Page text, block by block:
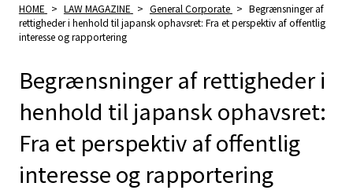
HOME > LAW MAGAZINE > General Corporate > Begrænsninger af
rettigheder i henhold til japansk ophavsret: Fra et perspektiv af offentlig
interesse og rapportering
Begrænsninger af rettigheder i
henhold til japansk ophavsret:
Fra et perspektiv af offentlig
interesse og rapportering